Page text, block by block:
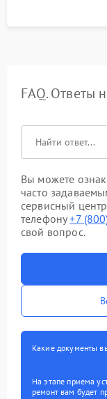
FAQ. Ответы
Вы можете
часто
сервисный
телефону+7
свой вопрос.
Какие документы
На этапе приема
ремонт вам будет